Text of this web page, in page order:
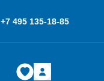
+7 495 135-18-85